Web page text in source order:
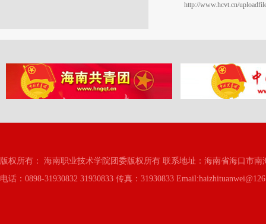
http://www.hcvt.cn/
版权所有： 海南职业技术学院团委版权所有 联系地址：海南省海口市南
电话：0898-31930832 31930833 传真：31930833